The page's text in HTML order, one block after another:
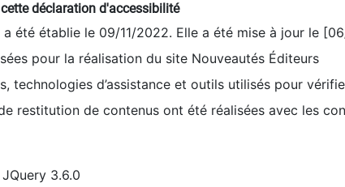
déclaration d'accessibilité
été établie le 09/11/2022. Elle a été mise à jour le
pour la réalisation du site Nouveautés Éditeurs
technologies d’assistance et outils utilisés pour
restitution de contenus ont été réalisées avec les
3.6.0